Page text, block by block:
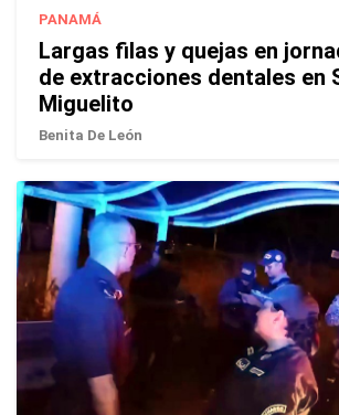
PANAMÁ
Largas filas y quejas en
de extracciones dentales en
Miguelito
Benita De León